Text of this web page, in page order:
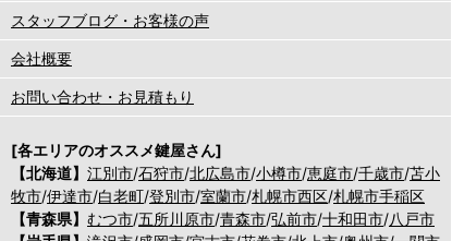
スタッフブログ・お客様の声
会社概要
お問い合わせ・お見積もり
[各エリアのオススメ鍵屋さん]
【北海道】 江別市/石狩市/北広島市/小樽市/恵庭市/千歳市/苫小
牧市/伊達市/白老町/登別市/室蘭市/札幌市西区/札幌市手稲区
【青森県】 むつ市/五所川原市/青森市/弘前市/十和田市/八戸市